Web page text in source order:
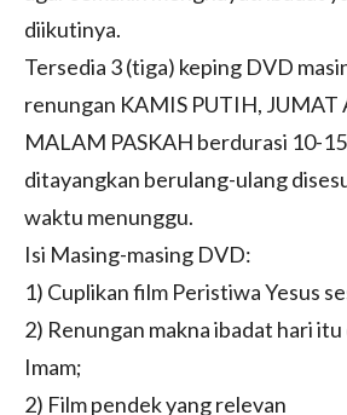
diikutinya.
Tersedia 3 (tiga) keping DVD
renungan KAMIS PUTIH, JUMAT
MALAM PASKAH berdurasi 10-
ditayangkan berulang-ulang
waktu menunggu.
Isi Masing-masing DVD:
1) Cuplikan film Peristiwa Yesus
2) Renungan makna ibadat hari
Imam;
2) Film pendek yang relevan